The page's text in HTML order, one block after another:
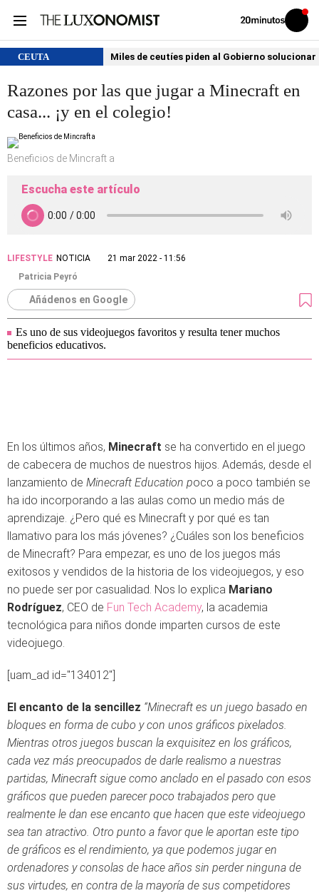
Volver
Iniciar
sesión
CEUTA Miles de ceutíes piden al Gobierno
Razones por las que jugar a Minecraft en
casa... ¡y en el colegio!
Beneficios de Mincraft a
Escucha este artículo
LIFESTYLE NOTICIA
21 mar 2022 - 11:56
Patricia Peyró
Añádenos en Google
Es uno de sus videojuegos favoritos y resulta tener muchos
beneficios educativos.
En los últimos años, Minecraft se ha convertido en el juego
de cabecera de muchos de nuestros hijos. Además, desde el
lanzamiento de Minecraft Education poco a poco también se
ha ido incorporando a las aulas como un medio más de
aprendizaje. ¿Pero qué es Minecraft y por qué es tan
llamativo para los más jóvenes? ¿Cuáles son los beneficios
de Minecraft? Para empezar, es uno de los juegos más
exitosos y vendidos de la historia de los videojuegos, y eso
no puede ser por casualidad. Nos lo explica Mariano
Rodríguez, CEO de Fun Tech Academy, la academia
tecnológica para niños donde imparten cursos de este
videojuego.
[uam_ad id="134012"]
El encanto de la sencillez “Minecraft es un juego basado en
bloques en forma de cubo y con unos gráficos pixelados.
Mientras otros juegos buscan la exquisitez en los gráficos,
cada vez más preocupados de darle realismo a nuestras
partidas, Minecraft sigue como anclado en el pasado con esos
gráficos que pueden parecer poco trabajados pero que
realmente le dan ese encanto que hacen que este videojuego
sea tan atractivo. Otro punto a favor que le aportan este tipo
de gráficos es el rendimiento, ya que podemos jugar en
ordenadores y consolas de hace años sin perder ninguna de
sus virtudes, en contra de la mayoría de sus competidores